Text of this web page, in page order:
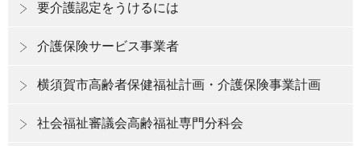
要介護認定をうけるには
介護保険サービス事業者
横須賀市高齢者保健福祉計画・介護保険事業計画
社会福祉審議会高齢福祉専門分科会